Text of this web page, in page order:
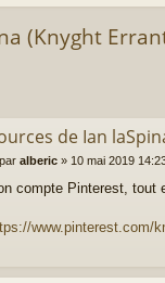
(Knyght
de Ian
e
s
a
par alberic » 10 mai 2019
compte Pinterest, tout
www.pinterest.com/